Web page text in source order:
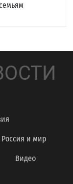
Россия и мир
Видео